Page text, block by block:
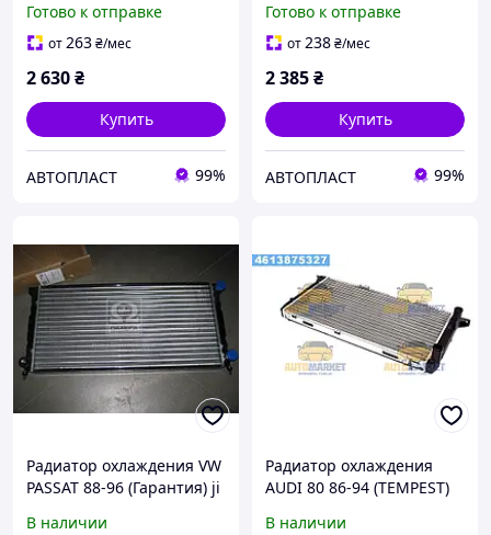
Готово к отправке
от263₴/мес
2 630₴
Купить
АВТОПЛАСТ 99%
Готово к отправке
от238₴/мес
2 385₴
Купить
АВТОПЛАСТ 99%
Радиатор охлаждения VW
PASSAT 88-96 (Гарантия) ji
В наличии
Радиатор охлаждения
AUDI 80 86-94 (TEMPEST)
В наличии